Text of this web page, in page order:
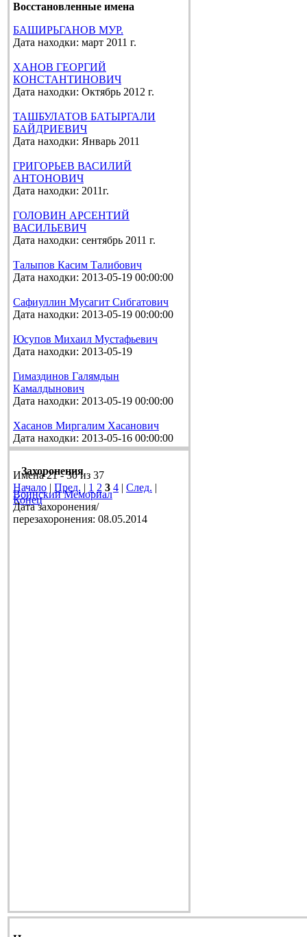
Восстановленные имена
БАШИРЬГАНОВ МУР.
Дата находки: март 2011 г.
ХАНОВ ГЕОРГИЙ
КОНСТАНТИНОВИЧ
Дата находки: Октябрь 2012 г.
ТАШБУЛАТОВ БАТЫРГАЛИ
БАЙДРИЕВИЧ
Дата находки: Январь 2011
ГРИГОРЬЕВ ВАСИЛИЙ
АНТОНОВИЧ
Дата находки: 2011г.
ГОЛОВИН АРСЕНТИЙ
ВАСИЛЬЕВИЧ
Дата находки: сентябрь 2011 г.
Талыпов Касим Талибович
Дата находки: 2013-05-19 00:00:00
Сафиуллин Мусагит Сибгатович
Дата находки: 2013-05-19 00:00:00
Юсупов Михаил Мустафьевич
Дата находки: 2013-05-19
Гимаздинов Галямдын
Камалдынович
Дата находки: 2013-05-19 00:00:00
Хасанов Миргалим Хасанович
Дата находки: 2013-05-16 00:00:00
Имена 21 - 30 из 37
Начало | Пред. | 1 2 3 4 | След. |
Конец
Захоронения
Воинский Мемориал
Дата захоронения/
перезахоронения: 08.05.2014